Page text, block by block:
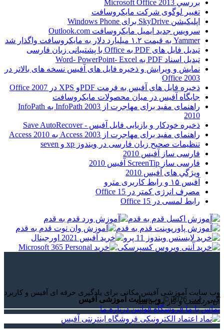
بررسي Microsoft Office 2013
تغییر لوگوی شرکت مایکروسافت
اپلیکیشن SkyDrive برای Windows Phone
سرویس جدید ایمیل مایکروسافت Outlook.com
Yammer به قیمت ۱.۲ میلیارد دلار به مایکروسافت واگذار شد
تبدیل فایل های PDF به Office با پشتیبانی زبان فارسی
تبدیل اسناد PDF به Word- PowerPoint- Excel
نمایش و ویرایش و ذخیره فایل های آفیس نسخه های بالاتر در
Office 2003
ذخیره فایل های آفیس به فرمت PDFو XPS در Office 2007
جایگاه آفیس در میان محصولات مایکروسافت
راهنمای مفید برای مهاجرت از InfoPath 2003 به InfoPath
2010
ذخیره خودکار و بازیابی فایل آفیس - Save AutoRecover
راهنمای مفید برای مهاجرت از Access 2003 به Access 2010
تنظیمات صحیح زبان فارسی در ویندوز xp و seven
فارسی ساز آفیس 2010
فارسی ساز ScreenTip آفیس 2010
ويژگي های آفيس 2010
آفیس ۱۵ و رابط کاربری مترو
مصرف انرژی کمتر در Office 15
رابط لمسی در Office 15
وب سایت آموزشی آفیس مکانی برای یادگیری حرفه ای آفیس و کاربرد
آن در کسب و کار می باشد.
کپی رایت 2026 ©
وب سایت آموزشی آفیس
تماس با ما فروشگاه قوانین درباره ما